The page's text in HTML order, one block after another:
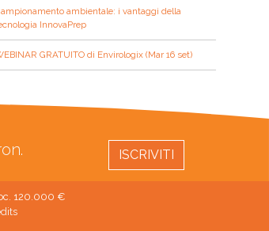
ambientale: i vantaggi della
InnovaPrep
GRATUITO di Envirologix (Mar 16 set)
ISCRIVITI
120.000 €